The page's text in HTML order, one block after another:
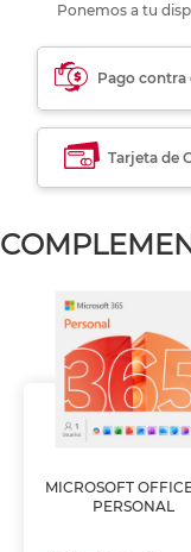
Ponemos a tu
Pago contra
Tarjeta de
MICROSOFT
PERSONAL